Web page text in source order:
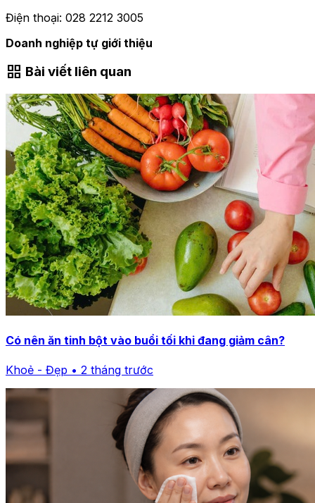
Điện thoại: 028 2212 3005
Doanh nghiệp tự giới thiệu
grid_view Bài viết liên quan
Có nên ăn tinh bột vào buổi tối khi đang giảm cân?
Khoẻ - Đẹp • 2 tháng trước